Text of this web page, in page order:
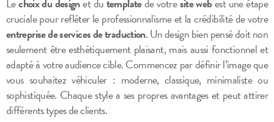
cruciale pour refléter le professionnalisme et la crédibilité de votre
entreprise de services de traduction. Un design bien pensé doit non
seulement être esthétiquement plaisant, mais aussi fonctionnel et
adapté à votre audience cible. Commencez par définir l’image que
vous souhaitez véhiculer : moderne, classique, minimaliste ou
sophistiquée. Chaque style a ses propres avantages et peut attirer
différents types de clients.